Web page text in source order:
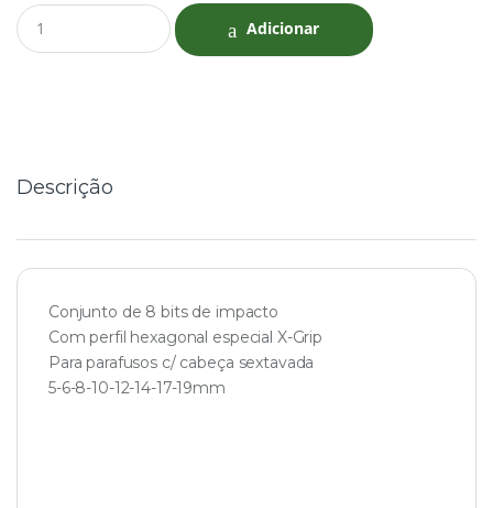
Q
u
Adicionar
Descrição
Conjunto de 8 bits de impacto
Com perfil hexagonal especial X-Grip
Para parafusos c/ cabeça sextavada
5-6-8-10-12-14-17-19mm